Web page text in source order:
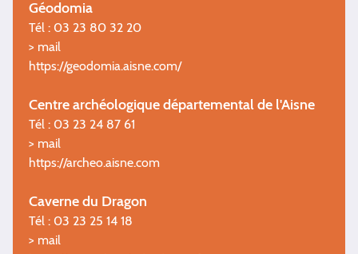
Géodomia
Tél : 03 23 80 32 20
> mail
https://geodomia.aisne.com/
Centre archéologique départemental de l'Aisne
Tél : 03 23 24 87 61
> mail
https://archeo.aisne.com
Caverne du Dragon
Tél : 03 23 25 14 18
> mail